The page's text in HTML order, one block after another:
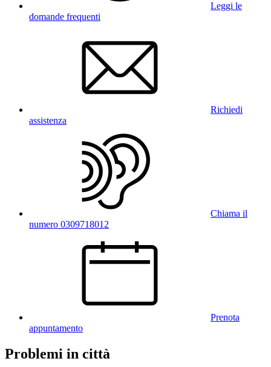
Leggi le
domande frequenti
Richiedi
assistenza
Chiama il
numero 0309718012
Prenota
appuntamento
Problemi in città